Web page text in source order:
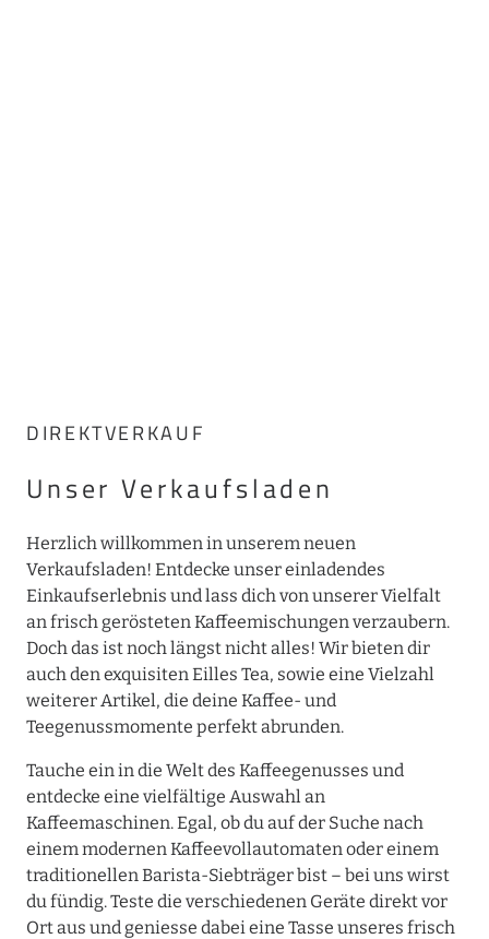
DIREKTVERKAUF
Unser Verkaufsladen
Herzlich willkommen in unserem neuen
Verkaufsladen! Entdecke unser einladendes
Einkaufserlebnis und lass dich von unserer Vielfalt
an frisch gerösteten Kaffeemischungen verzaubern.
Doch das ist noch längst nicht alles! Wir bieten dir
auch den exquisiten Eilles Tea, sowie eine Vielzahl
weiterer Artikel, die deine Kaffee- und
Teegenussmomente perfekt abrunden.
Tauche ein in die Welt des Kaffeegenusses und
entdecke eine vielfältige Auswahl an
Kaffeemaschinen. Egal, ob du auf der Suche nach
einem modernen Kaffeevollautomaten oder einem
traditionellen Barista-Siebträger bist – bei uns wirst
du fündig. Teste die verschiedenen Geräte direkt vor
Ort aus und geniesse dabei eine Tasse unseres frisch